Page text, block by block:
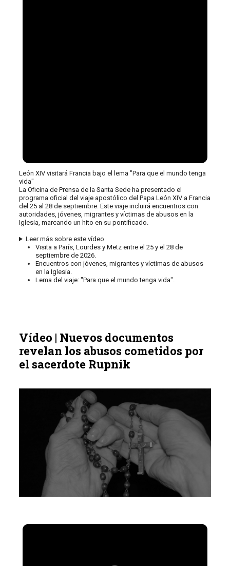
León XIV visitará Francia bajo el lema "Para que el mundo tenga
vida"
La Oficina de Prensa de la Santa Sede ha presentado el
programa oficial del viaje apostólico del Papa León XIV a Francia
del 25 al 28 de septiembre. Este viaje incluirá encuentros con
autoridades, jóvenes, migrantes y víctimas de abusos en la
Iglesia, marcando un hito en su pontificado.
Leer más sobre este vídeo
Visita a París, Lourdes y Metz entre el 25 y el 28 de
septiembre de 2026.
Encuentros con jóvenes, migrantes y víctimas de abusos
en la Iglesia.
Lema del viaje: "Para que el mundo tenga vida".
Vídeo | Nuevos documentos
revelan los abusos cometidos por
el sacerdote Rupnik